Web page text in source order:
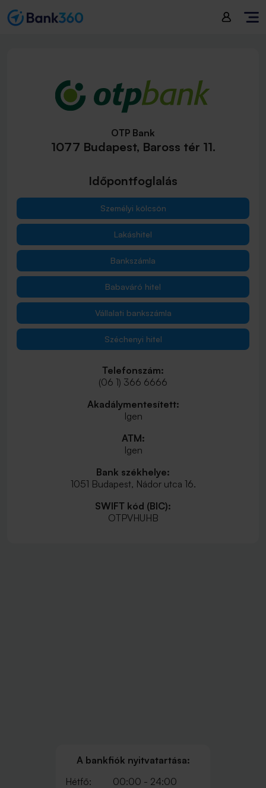
OTP Bank
1077 Budapest, Baross tér 11.
Időpontfoglalás
Személyi kölcsön
Lakáshitel
Bankszámla
Babaváró hitel
Vállalati bankszámla
Széchenyi hitel
Telefonszám:
(06 1) 366 6666
Akadálymentesített:
Igen
ATM:
Igen
Bank székhelye:
1051 Budapest, Nádor utca 16.
SWIFT kód (BIC):
OTPVHUHB
A bankfiók nyitvatartása:
Hétfő:
00:00 - 24:00